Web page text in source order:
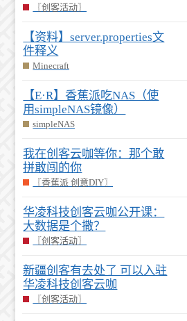
〖创客活动〗
【资料】server.properties文
件释义
Minecraft
【E·R】香蕉派吃NAS（使
用simpleNAS镜像）
simpleNAS
我在创客云咖等你：那个敢
拼敢闯的你
〖香蕉派 创意DIY〗
华凌科技创客云咖公开课：
大数据是个撒？
〖创客活动〗
新疆创客有去处了 可以入驻
华凌科技创客云咖
〖创客活动〗